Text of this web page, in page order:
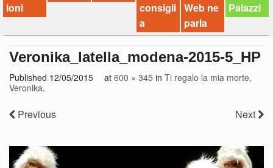
ioni
consigli
a
Web ne
parla
Palazzi
Veronika_latella_modena-2015-5_HP
Published 12/05/2015 at 600 × 345 in Ti regalo la mia morte,
Veronika.
Previous Next